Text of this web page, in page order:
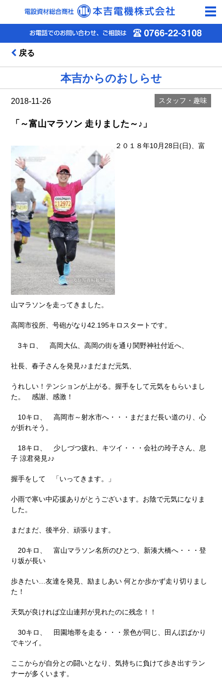
戻る
本吉からのおしらせ
2018-11-26 スタッフ・趣味
「～富山マラソン 走りました～♪」
２０１８年10月28日(日)、富
山マラソンを走ってきました。
高岡市役所、号砲がなり42.195キロスタートです。
3キロ、 高岡大仏、高岡の街を通り関野神社付近へ、
社長、春子さんを発見♪♪まだまだ元気、
うれしい！テンションが上がる。握手をして元気をもらいまし
た。 感謝、感激！
10キロ、 高岡市～射水市へ・・・まだまだ長い道のり、心
が折れそう。
18キロ、 少しづつ疲れ、キツイ・・・会社の玲子さん、息
子 涼君発見♪♪
握手をして 「いってきます。」
小雨で寒い中応援ありがとうございます。お陰で元気になりま
した。
まだまだ、後半分、頑張ります。
20キロ、 富山マラソン名所のひとつ、新湊大橋へ・・・登
り坂が長い
歩きたい…友達を発見、励ましあい 何とか歩かず走り切りまし
た！
天気が良ければ立山連邦が見れたのに残念！！
30キロ、 田園地帯を走る・・・景色が同じ、田んぼばかり
でキツイ。
ここからが自分との闘いとなり、気持ちに負けて歩き出すラン
ナーが多くいます。